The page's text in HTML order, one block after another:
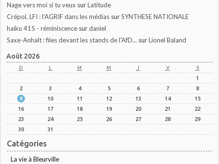
Nage vers moi si tu veux surLatitude
Crépol, LFI : l’AGRIF dans les médias surSYNTHESE NATIONALE
haiku 415 - réminiscence surdaniel
Saxe-Anhalt : files devant les stands de l'AfD... surLionel Baland
Août 2026
D L M M J V S
1
2
3 4 5 6 7
8
9
10 11 12 13 14
15
16
17 18 19 20 21
22
23
24 25 26 27 28
29
30
31
Catégories
La vie à Bleurville